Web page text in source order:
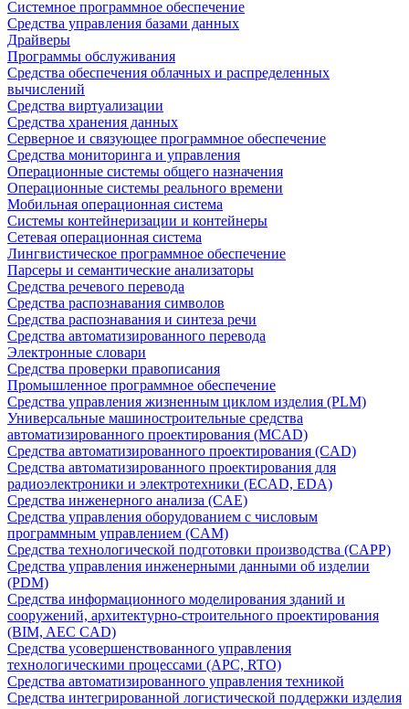
Системное программное обеспечение
Средства управления базами данных
Драйверы
Программы обслуживания
Средства обеспечения облачных и распределенных
вычислений
Средства виртуализации
Средства хранения данных
Серверное и связующее программное обеспечение
Средства мониторинга и управления
Операционные системы общего назначения
Операционные системы реального времени
Мобильная операционная система
Системы контейнеризации и контейнеры
Сетевая операционная система
Лингвистическое программное обеспечение
Парсеры и семантические анализаторы
Средства речевого перевода
Средства распознавания символов
Средства распознавания и синтеза речи
Средства автоматизированного перевода
Электронные словари
Средства проверки правописания
Промышленное программное обеспечение
Средства управления жизненным циклом изделия (PLM)
Универсальные машиностроительные средства
автоматизированного проектирования (MCAD)
Средства автоматизированного проектирования (CAD)
Средства автоматизированного проектирования для
радиоэлектроники и электротехники (ECAD, EDA)
Средства инженерного анализа (CAE)
Средства управления оборудованием с числовым
программным управлением (CAM)
Средства технологической подготовки производства (CAPP)
Средства управления инженерными данными об изделии
(PDM)
Средства информационного моделирования зданий и
сооружений, архитектурно-строительного проектирования
(BIM, AEC CAD)
Средства усовершенствованного управления
технологическими процессами (APC, RTO)
Средства автоматизированного управления техникой
Средства интегрированной логистической поддержки изделия